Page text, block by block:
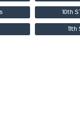
10th
11th